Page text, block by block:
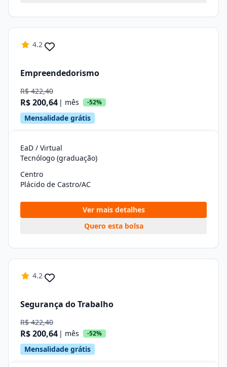
4.2
Empreendedorismo
R$ 422,40
R$ 200,64 | mês -52%
Mensalidade grátis
EaD / Virtual
Tecnólogo (graduação)
Centro
Plácido de Castro/AC
Ver mais detalhes
Quero esta bolsa
4.2
Segurança do Trabalho
R$ 422,40
R$ 200,64 | mês -52%
Mensalidade grátis